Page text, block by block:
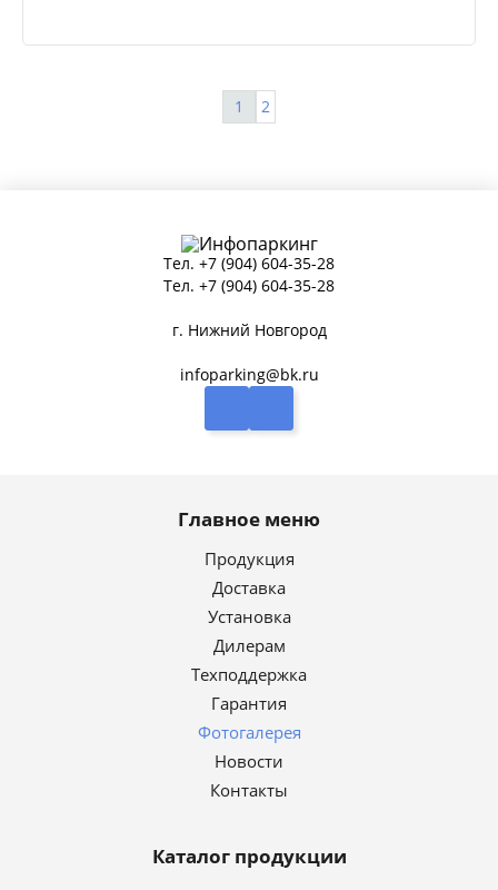
1 2
Тел. +7 (904) 604-35-28
Тел. +7 (904) 604-35-28
г. Нижний Новгород
infoparking@bk.ru
Главное меню
Продукция
Доставка
Установка
Дилерам
Техподдержка
Гарантия
Фотогалерея
Новости
Контакты
Каталог продукции